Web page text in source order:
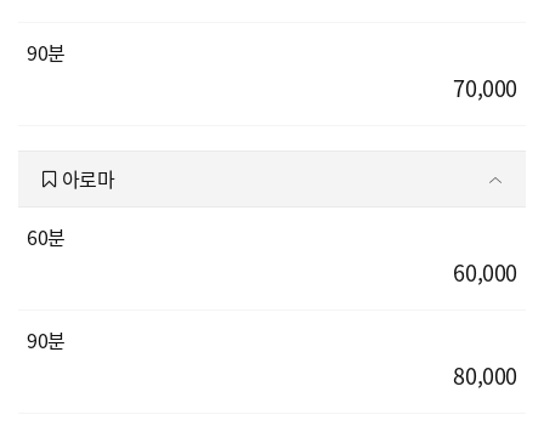
90분
70,000
아로마
60분
60,000
90분
80,000